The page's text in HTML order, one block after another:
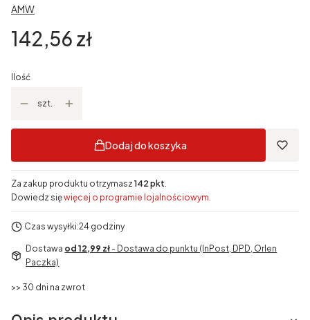
AMW
Cena
142,56 zł
Ilość
szt.
Dodaj do koszyka
Za zakup produktu otrzymasz 142 pkt.
Dowiedz sięwięcej o programie lojalnościowym.
Czas wysyłki:24 godziny
Dostawa od 12,99 zł - Dostawa do punktu (InPost, DPD, Orlen
Paczka)
>> 30 dni na zwrot